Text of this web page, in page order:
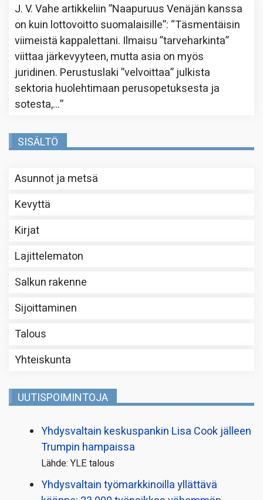
J. V. Vahe artikkeliin”Naapuruus Venäjän kanssa
on kuin lottovoitto suomalaisille”: “Täsmentäisin
viimeistä kappalettani. Ilmaisu ”tarveharkinta”
viittaa järkevyyteen, mutta asia on myös
juridinen. Perustuslaki ”velvoittaa” julkista
sektoria huolehtimaan perusopetuksesta ja
sotesta,…”
SISÄLTÖ
Asunnot ja metsä
Kevyttä
Kirjat
Lajittelematon
Salkun rakenne
Sijoittaminen
Talous
Yhteiskunta
UUTISPOIMINTOJA
Yhdysvaltain keskuspankin Lisa Cook jälleen
Trumpin hampaissa
Lähde: YLE talous
Yhdysvaltain työmarkkinoilla yllättävä